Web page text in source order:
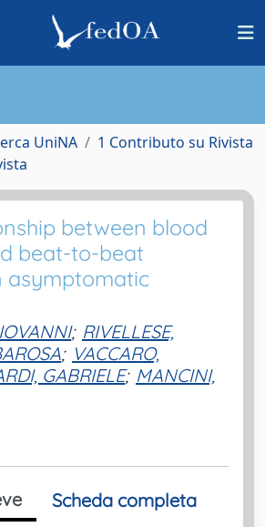
UniNA
1 Contributo su Rivista
between blood
beat-to-beat
asymptomatic
; RIVELLESE,
; VACCARO,
GABRIELE; MANCINI,
Scheda completa